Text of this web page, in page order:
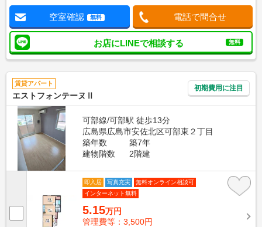
空室確認 無料 電話で問合せ
お店にLINEで相談する 無料
賃貸アパート
エストフォンテーヌⅡ
初期費用に注目
可部線/可部駅 徒歩13分
広島県広島市安佐北区可部東２丁目
築年数
築7年
建物階数
2階建
即入居 写真充実
無料オンライン相談可
インターネット無料
5.15万円
管理費等：3,500円